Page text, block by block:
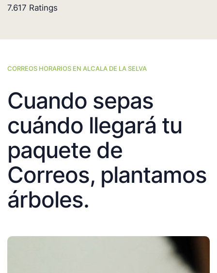
7.617 Ratings
CORREOS HORARIOS EN ALCALA DE LA SELVA
Cuando sepas
cuándo llegará tu
paquete de
Correos, plantamos
árboles.